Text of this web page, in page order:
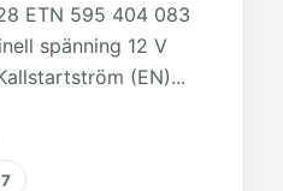
ETN 595 404 083
spänning 12 V
(EN)...